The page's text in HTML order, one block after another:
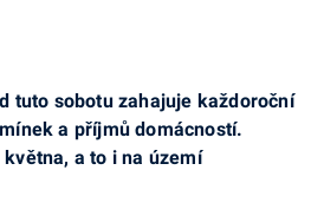
tuto sobotu zahajuje každoroční
a příjmů domácností.
a to i na území